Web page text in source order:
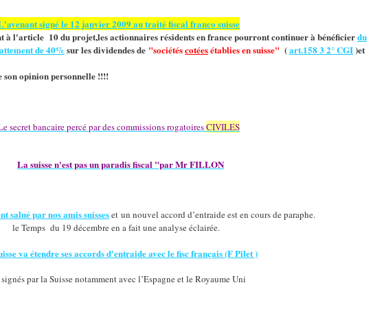
signé le 12 janvier 2009 au traité fiscal franco suisse
à l'article 10 du projet,les actionnaires résidents en france pourront continuer à bénéficierdu
de 40%sur les dividendes de "sociétéscotéesétablies en suisse" (art.158 3 2° CGI)et
opinion personnelle !!!!
secret bancaire percé par des commissions rogatoiresCIVILES
La suisse n'est pas un paradis fiscal "par Mr FILLON
salué par nos amis suisseset un nouvel accord d’entraide est en cours de paraphe.
le Temps du 19 décembre en a fait une analyse éclairée.
va étendre ses accords d'entraide avec le fisc français (F Pilet )
par la Suisse notamment avec l’Espagne et le Royaume Uni